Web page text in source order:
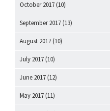
October 2017 (10)
September 2017 (13)
August 2017 (10)
July 2017 (10)
June 2017 (12)
May 2017 (11)